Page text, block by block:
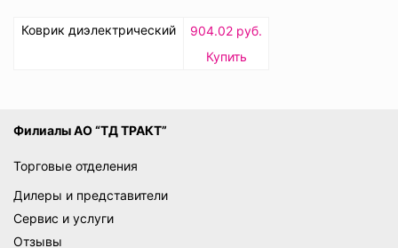
Коврик диэлектрический
904.02 руб.
Купить
Филиалы АО “ТД ТРАКТ”
Торговые отделения
Дилеры и представители
Сервис и услуги
Отзывы